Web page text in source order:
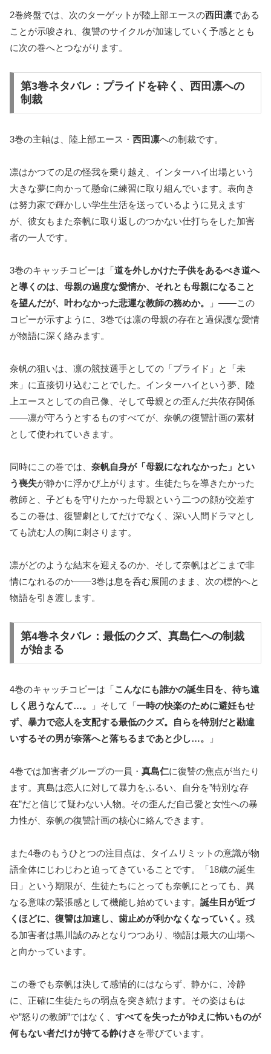
2巻終盤では、次のターゲットが陸上部エースの西田凛である
ことが示唆され、復讐のサイクルが加速していく予感ととも
に次の巻へとつながります。
第3巻ネタバレ：プライドを砕く、西田凛への
制裁
3巻の主軸は、陸上部エース・ 西田凛への制裁です。
凛はかつての足の怪我を乗り越え、インターハイ出場という
大きな夢に向かって懸命に練習に取り組んでいます。表向き
は努力家で輝かしい学生生活を送っているように見えます
が、彼女もまた奈帆に取り返しのつかない仕打ちをした加害
者の一人です。
3巻のキャッチコピーは「道を外しかけた子供をあるべき道へ
と導くのは、母親の過度な愛情か、それとも母親になること
を望んだが、叶わなかった悲運な教師の務めか。
」――この
コピーが示すように、3巻では凛の母親の存在と過保護な愛情
が物語に深く絡みます。
奈帆の狙いは、凛の競技選手としての「プライド」と「未
来」に直接切り込むことでした。インターハイという夢、陸
上エースとしての自己像、そして母親との歪んだ共依存関係
――凛が守ろうとするものすべてが、奈帆の復讐計画の素材
として使われていきます。
同時にこの巻では、 奈帆自身が「母親になれなかった」とい
う喪失が静かに浮かび上がります。生徒たちを導きたかった
教師と、子どもを守りたかった母親という二つの顔が交差す
るこの巻は、復讐劇としてだけでなく、深い人間ドラマとし
ても読む人の胸に刺さります。
凛がどのような結末を迎えるのか、そして奈帆はどこまで非
情になれるのか――3巻は息を呑む展開のまま、次の標的へと
物語を引き渡します。
第4巻ネタバレ：最低のクズ、真島仁への制裁
が始まる
4巻のキャッチコピーは「こんなにも誰かの誕生日を、待ち遠
しく思うなんて…。
」そして「一時の快楽のために避妊もせ
ず、暴力で恋人を支配する最低のクズ。自らを特別だと勘違
いするその男が奈落へと落ちるまであと少し…。
」
4巻では加害者グループの一員・ 真島仁に復讐の焦点が当たり
ます。真島は恋人に対して暴力をふるい、自分を”特別な存
在”だと信じて疑わない人物。その歪んだ自己愛と女性への暴
力性が、奈帆の復讐計画の核心に絡んできます。
また4巻のもうひとつの注目点は、タイムリミットの意識が物
語全体にじわじわと迫ってきていることです。「18歳の誕生
日」という期限が、生徒たちにとっても奈帆にとっても、異
なる意味の緊張感として機能し始めています。 誕生日が近づ
くほどに、復讐は加速し、歯止めが利かなくなっていく。 残
る加害者は黒川誠のみとなりつつあり、物語は最大の山場へ
と向かっています。
この巻でも奈帆は決して感情的にはならず、静かに、冷静
に、正確に生徒たちの弱点を突き続けます。その姿はもは
や”怒りの教師”ではなく、 すべてを失ったがゆえに怖いものが
何もない者だけが持てる静けさ を帯びています。